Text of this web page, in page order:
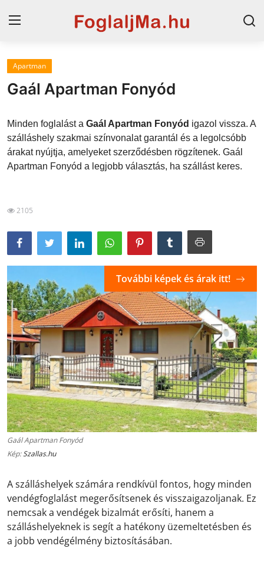
Horvát tengerpart
Magyarország
Horvátország
Szállások a Balatonon
Blog
Apartman
Gaál Apartman Fonyód
Minden foglalást a Gaál Apartman Fonyód igazol vissza. A
szálláshely szakmai színvonalat garantál és a legolcsóbb
árakat nyújtja, amelyeket szerződésben rögzítenek. Gaál
Apartman Fonyód a legjobb választás, ha szállást keres.
2105
Gaál Apartman Fonyód
Kép:Szallas.hu
További képek és árak itt!
A szálláshelyek számára rendkívül fontos, hogy minden
vendégfoglalást megerősítsenek és visszaigazoljanak. Ez
nemcsak a vendégek bizalmát erősíti, hanem a
szálláshelyeknek is segít a hatékony üzemeltetésben és
a jobb vendégélmény biztosításában.